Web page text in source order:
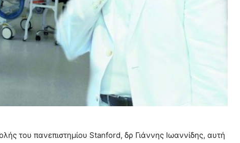
του πανεπιστημίου Stanford, δρ Γιάννης Ιωαννίδης, αυτή